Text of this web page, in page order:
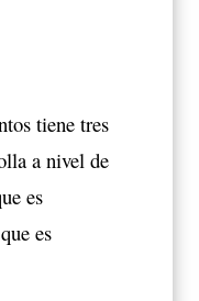
tiene tres
a nivel de
es
es